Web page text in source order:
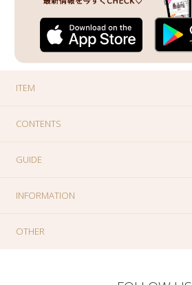
ITEM
CONTENTS
GUIDE
INFORMATION
OTHER